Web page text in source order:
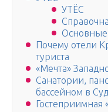
УТЁС
Основные
Почему отели
туриста
«Мечта»
Санатории,
бассейном в
Гостеприимная